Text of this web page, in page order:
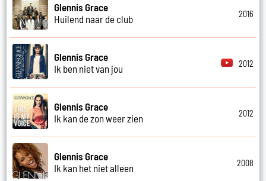
Glennis Grace
Huilend naar de club
2016
Glennis Grace
Ik ben niet van jou
2012
Glennis Grace
Ik kan de zon weer zien
2012
Glennis Grace
Ik kan het niet alleen
2008